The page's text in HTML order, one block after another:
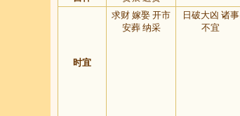
时宜
求财 嫁娶 开市
安葬 纳采
日破大凶 诸事
不宜